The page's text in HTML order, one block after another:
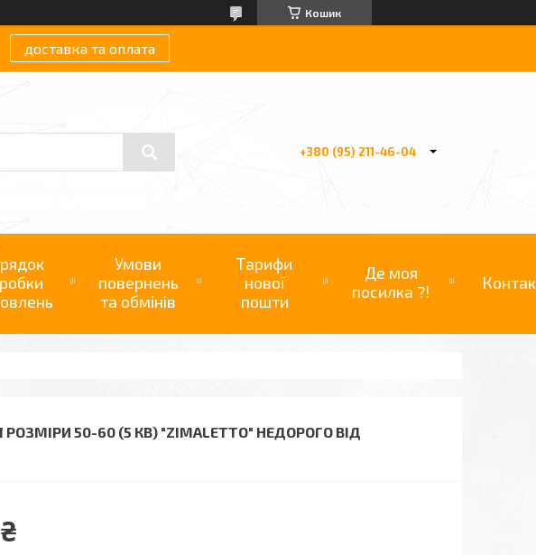
Кошик
доставка та оплата
+380 (95) 211-46-04
Умови
повернень
та обмінів
Тарифи
нової
пошти
Де моя
посилка ?!
50-60 (5 КВ) "ZIMALETTO" НЕДОРОГО ВІД